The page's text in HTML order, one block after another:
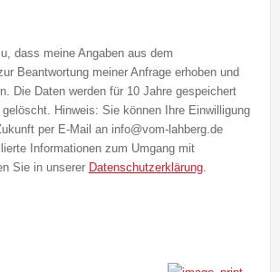
dass meine Angaben aus dem
Beantwortung meiner Anfrage erhoben und
Die Daten werden für 10 Jahre gespeichert
Hinweis: Sie können Ihre Einwilligung
per E-Mail an info@vom-lahberg.de
Informationen zum Umgang mit
Sie in unserer Datenschutzerklärung.